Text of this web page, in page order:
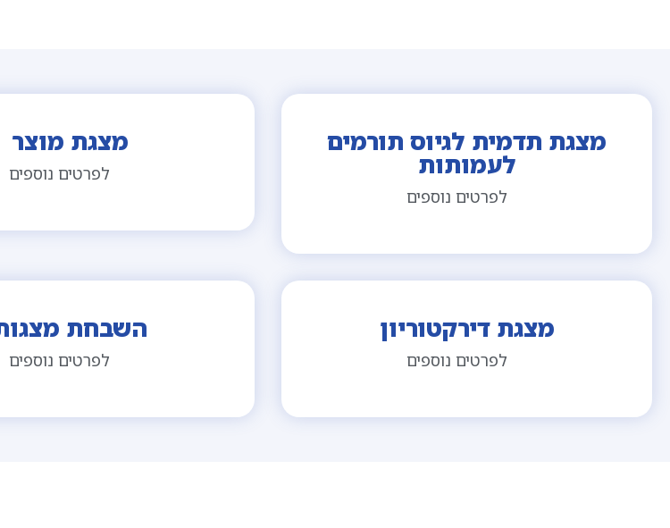
מצגת תדמית לגיוס תורמים
לעמותות
לפרטים נוספים
מצגת מוצר
לפרטים נוספים
מצגת דירקטוריון
לפרטים נוספים
השבחת
לפרטים נוספים